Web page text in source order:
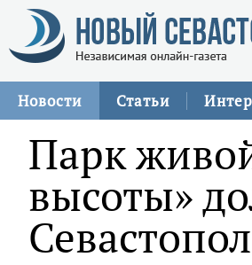
Новости Статьи
Парк
высоты»